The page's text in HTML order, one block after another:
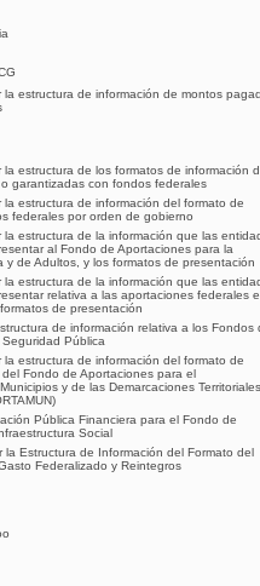
la estructura de información de montos
la estructura de los formatos de información
garantizadas con fondos federales
la estructura de información del formato de
federales por orden de gobierno
la estructura de la información que las
al Fondo de Aportaciones para la
y de Adultos, y los formatos de presentación
la estructura de la información que las
relativa a las aportaciones federales
de presentación
de información relativa a los Fondos
Pública
la estructura de información del formato de
Fondo de Aportaciones para el
y de las Demarcaciones Territoriales
Pública Financiera para el Fondo de
Social
la Estructura de Información del Formato del
Federalizado y Reintegros